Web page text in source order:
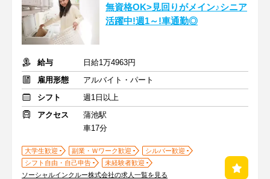
無資格OK>見回りがメイン♪シニア
活躍中!週1～!車通勤◎
給与
日給1万4963円
雇用形態
アルバイト・パート
シフト
週1日以上
アクセス
蒲池駅
車17分
大学生歓迎 副業・Ｗワーク歓迎
シルバー歓迎
シフト自由・自己申告
未経験者歓迎
ソーシャルインクルー株式会社の求人一覧を見る